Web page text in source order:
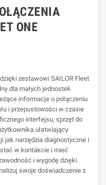
ONE
zestawowi SAILOR Fleet
dla małych jednostek
informacje o połączeniu
i przepustowości w czasie
interfejsu, sprzęt do
ułatwiający
jak narzędzia diagnostyczne i
w kontakcie i mieć
i wygodę dzięki
swoje doświadczenie z